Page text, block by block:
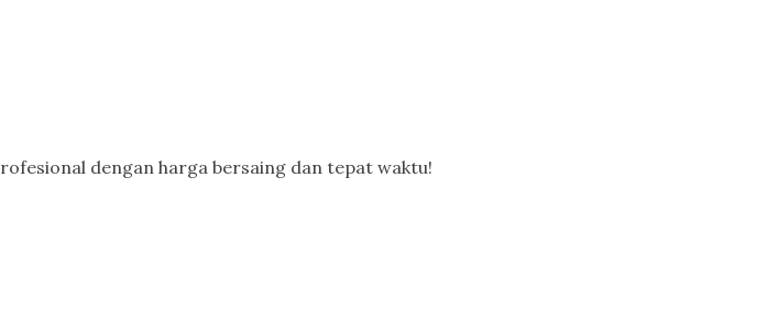
dengan harga bersaing dan tepat waktu!